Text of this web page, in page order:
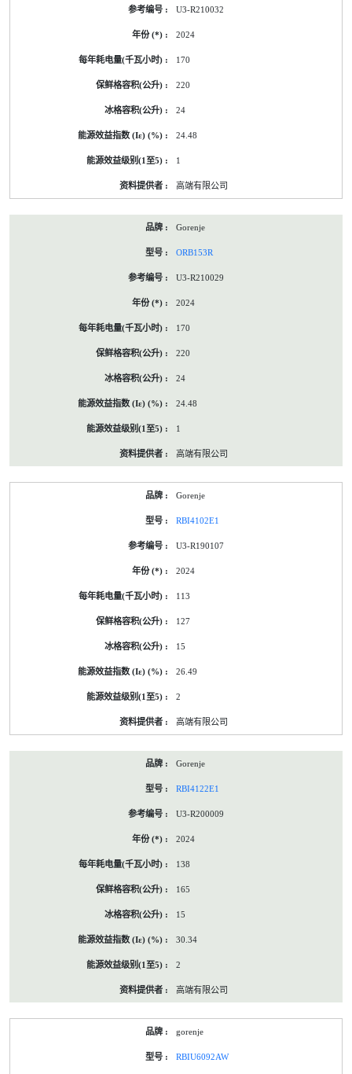
U3-R210032
2024
170
220
24
24.48
1
高端有限公司
Gorenje
ORB153R
U3-R210029
2024
170
220
24
24.48
1
高端有限公司
Gorenje
RBI4102E1
U3-R190107
2024
113
127
15
26.49
2
高端有限公司
Gorenje
RBI4122E1
U3-R200009
2024
138
165
15
30.34
2
高端有限公司
gorenje
RBIU6092AW